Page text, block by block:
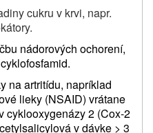
cukru v krvi, napr.
nádorových ochorení,
na artritídu, napríklad
lieky (NSAID) vrátane
cyklooxygenázy 2 (Cox-2
v dávke > 3